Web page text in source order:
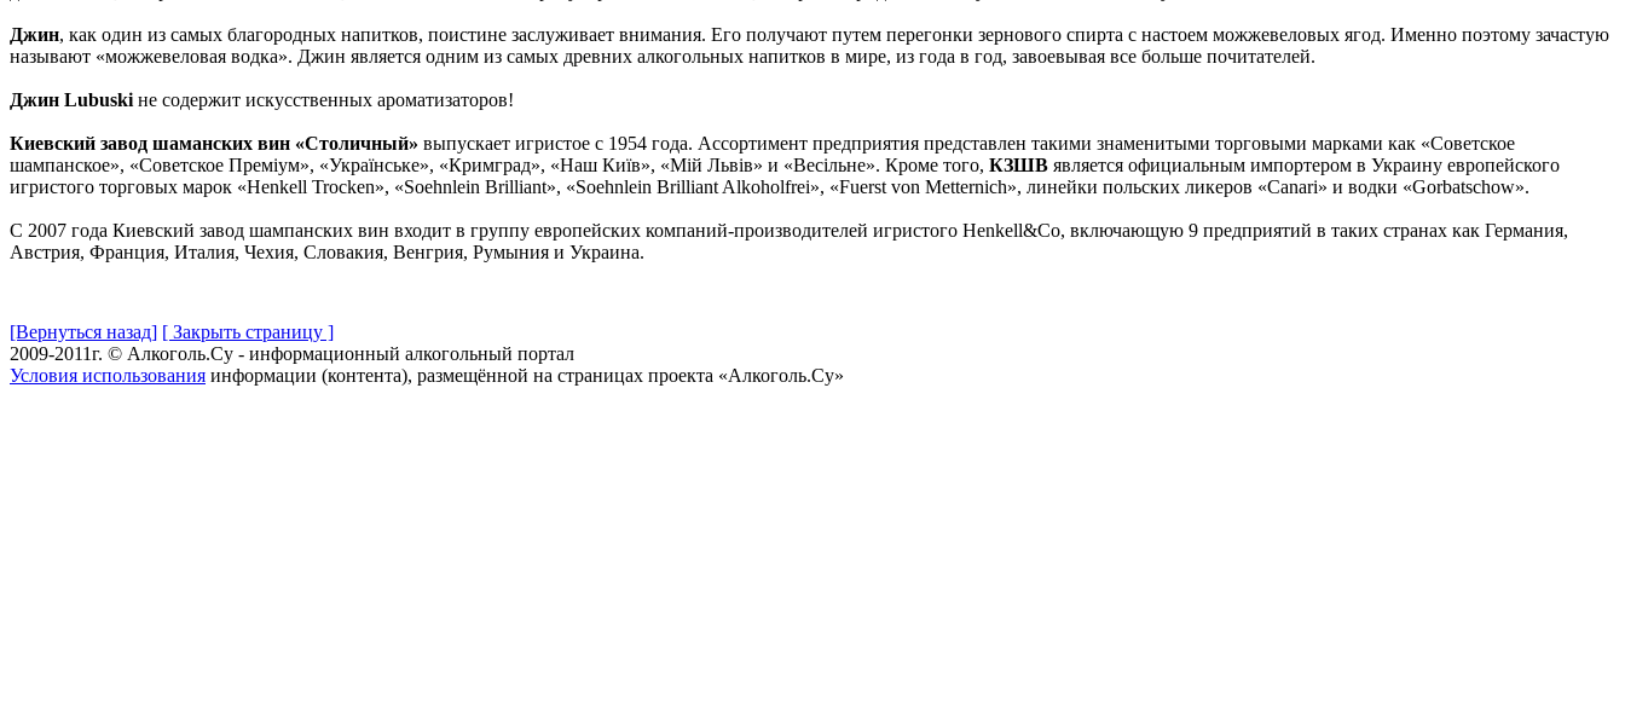
Джин, как один из самых благородных напитков, поистине заслуживает внимания. Его получают путем перегонки зернового спирта с настоем можжевеловых ягод. Именно поэтому зачастую
называют «можжевеловая водка». Джин является одним из самых древних алкогольных напитков в мире, из года в год, завоевывая все больше почитателей.
Джин Lubuski не содержит искусственных ароматизаторов!
Киевский завод шаманских вин «Столичный» выпускает игристое с 1954 года. Ассортимент предприятия представлен такими знаменитыми торговыми марками как «Советское
шампанское», «Советское Преміум», «Українське», «Кримград», «Наш Київ», «Мій Львів» и «Весільне». Кроме того, КЗШВ является официальным импортером в Украину европейского
игристого торговых марок «Henkell Trocken», «Soehnlein Brilliant», «Soehnlein Brilliant Alkoholfrei», «Fuerst von Metternich», линейки польских ликеров «Canari» и водки «Gorbatschow».
С 2007 года Киевский завод шампанских вин входит в группу европейских компаний-производителей игристого Henkell&Co, включающую 9 предприятий в таких странах как Германия,
Австрия, Франция, Италия, Чехия, Словакия, Венгрия, Румыния и Украина.
[Вернуться назад] [ Закрыть страницу ]
2009-2011г. © Алкоголь.Су - информационный алкогольный портал
Условия использования информации (контента), размещённой на страницах проекта «Алкоголь.Су»